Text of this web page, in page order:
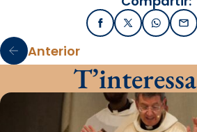
FacebookX / Twitter
Anterior